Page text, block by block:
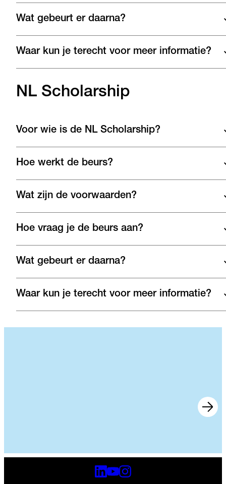
Wat gebeurt er daarna?
Waar kun je terecht voor meer informatie?
NL Scholarship
Voor wie is de NL Scholarship?
Hoe werkt de beurs?
Wat zijn de voorwaarden?
Hoe vraag je de beurs aan?
Wat gebeurt er daarna?
Waar kun je terecht voor meer informatie?